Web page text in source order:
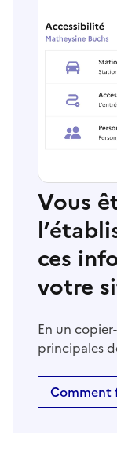
Vous
ces
votre
En un
principales
Comment